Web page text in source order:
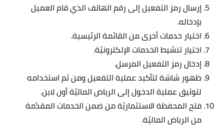
إرسال رمز التفعيل إلى رقم الهاتف الذي قام العميل
بإدخاله.
اختيار خدمات أخرى من القائمة الرئيسية.
اختيار تنشيط الخدمات الإلكترونيّة.
إدخال رمز التفعيل المرسل.
ظهور شاشة لتأكيد عملية التفعيل ومن ثم استخدامه
لتوثيق عملية الدخول إلى الرياض الماليّة أون لاين.
فتح المحفظة الاستثماريّة من ضمن الخدمات المقدّمة
من الرياض الماليّة.